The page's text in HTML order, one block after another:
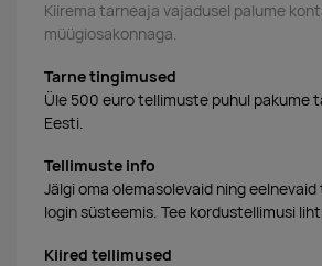
Kiirema tarneaja vajadusel palume
müügiosakonnaga.
Tarne tingimused
Üle 500 euro tellimuste puhul pakume
Eesti.
Tellimuste info
Jälgi oma olemasolevaid ning
login süsteemis. Tee kordustellimusi
Kiired tellimused